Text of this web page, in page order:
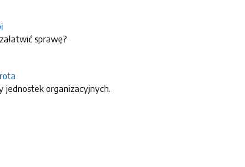
sprawę?
jednostek organizacyjnych.